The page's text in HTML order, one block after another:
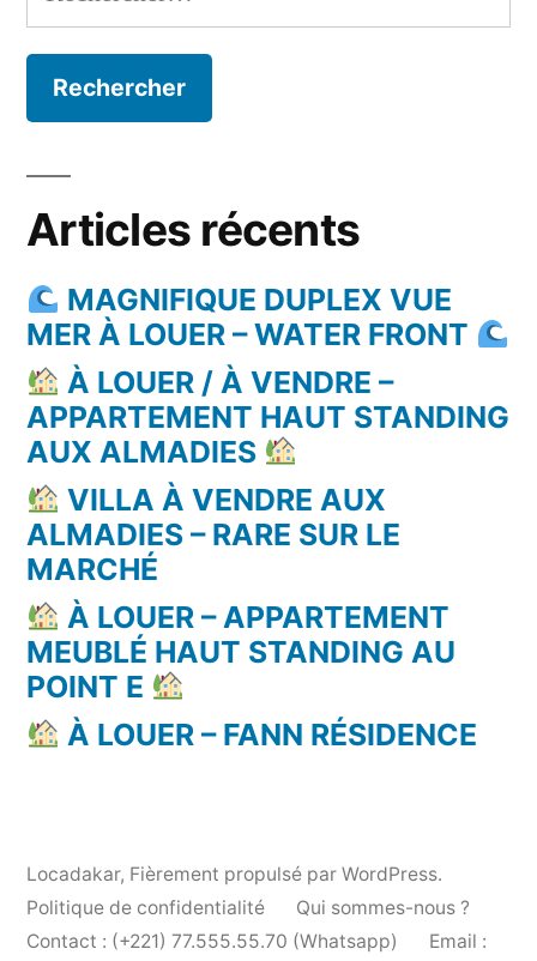
Articles récents
MAGNIFIQUE DUPLEX VUE
MER À LOUER – WATER FRONT
À LOUER / À VENDRE –
APPARTEMENT HAUT STANDING
AUX ALMADIES
VILLA À VENDRE AUX
ALMADIES – RARE SUR LE
MARCHÉ
À LOUER – APPARTEMENT
MEUBLÉ HAUT STANDING AU
POINT E
À LOUER – FANN RÉSIDENCE
Locadakar, Fièrement propulsé par WordPress.
Politique de confidentialité
Qui sommes-nous ?
Contact : (+221) 77.555.55.70 (Whatsapp)
Email :